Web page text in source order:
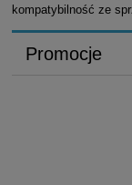
kompatybilność ze
Promocje